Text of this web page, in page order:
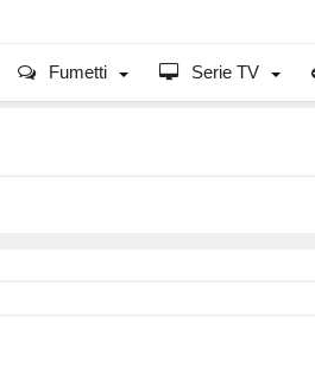
Fumetti Serie TV